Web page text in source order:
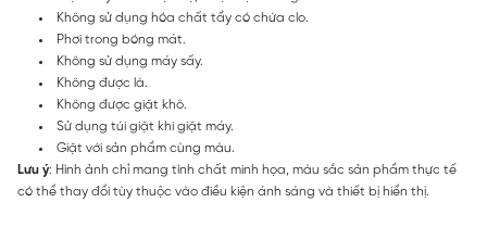
Không sử dụng hóa chất tẩy có chứa clo.
Phơi trong bóng mát.
Không sử dụng máy sấy.
Không được là.
Không được giặt khô.
Sử dụng túi giặt khi giặt máy.
Giặt với sản phẩm cùng màu.
Lưu ý: Hình ảnh chỉ mang tính chất minh họa, màu sắc sản phẩm thực tế
có thể thay đổi tùy thuộc vào điều kiện ánh sáng và thiết bị hiển thị.